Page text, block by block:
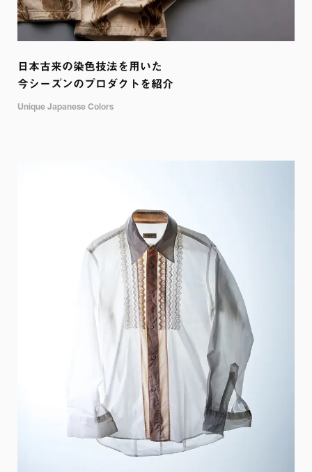
日本古来の染色技法を用いた
今シーズンのプロダクトを紹介
Unique Japanese Colors